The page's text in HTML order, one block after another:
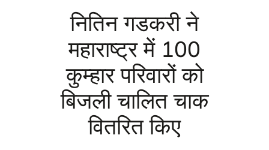
नितिन गडकरी ने
महाराष्ट्र में 100
कुम्हार परिवारों को
बिजली चालित चाक
वितरित किए